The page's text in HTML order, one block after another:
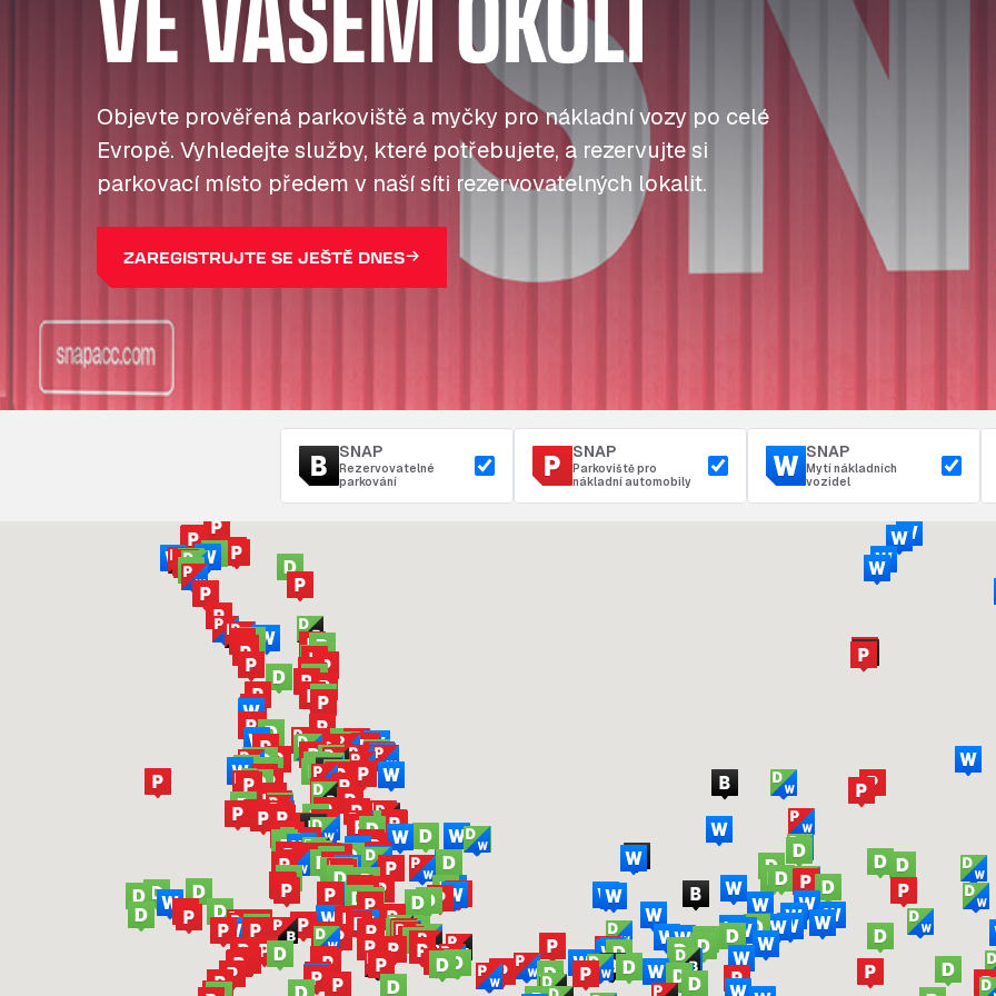
Přístup a bezpečnost
Parkoviště u depa
Objevte prověřená parkoviště a myčky pro nákladní vozy po celé
Evropě. Vyhledejte služby, které potřebujete, a rezervujte si
parkovací místo předem v naší síti rezervovatelných lokalit.
ZAREGISTRUJTE SE JEŠTĚ DNES
SNAP
Rezervovatelné
parkování
SNAP
Parkoviště pro
nákladní automobily
SNAP
Mytí nákladních
vozidel